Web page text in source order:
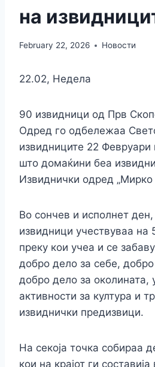
на
February 22, 2026 Новости
22.02, Недела
90 извидници од Прв
Одред го одбележаа
извидниците 22 Февруари
што домаќини беа
Извиднички одред „Мирко
Во сончев и исполнет
извидници учествуваа на
преку кои учеа и се
добро дело за себе,
добро дело за околината,
активности за култура и
извиднички предизвици.
На секоја точка собираа
кои на крајот ги